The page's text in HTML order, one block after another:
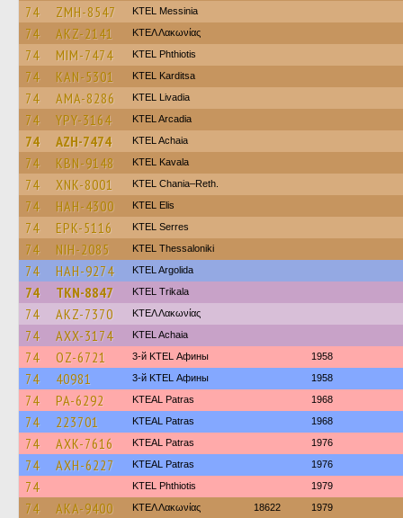
74 ZMH-8547 KTEL Messinia
74 AKZ-2141 ΚΤΕΛ Λακωνίας
74 MIM-7474 ΚΤΕL Phthiotis
74 KAN-5301 ΚΤΕL Karditsa
74 AMA-8286 KTEL Livadia
74 YPY-3164 KTEL Arcadia
74 AZH-7474 KTEL Achaia
74 KBN-9148 KTEL Kavala
74 XNK-8001 KTEL Chania–Reth.
74 HAH-4300 KTEL Elis
74 EPK-5116 KTEL Serres
74 NIH-2085 KTEL Thessaloniki
74 HAH-9274 KTEL Argolida
74 TKN-8847 ΚΤΕL Τrikala
74 AKZ-7370 ΚΤΕΛ Λακωνίας
74 AXX-3174 KTEL Achaia
74 OZ-6721 3-й KTEL Афины 1958
74 40981 3-й KTEL Афины 1958
74 PA-6292 KTEAL Patras 1968
74 223701 KTEAL Patras 1968
74 AXK-7616 KTEAL Patras 1976
74 AXH-6227 KTEAL Patras 1976
74 ΚΤΕL Phthiotis 1979
74 AKA-9400 ΚΤΕΛ Λακωνίας 18622 1979